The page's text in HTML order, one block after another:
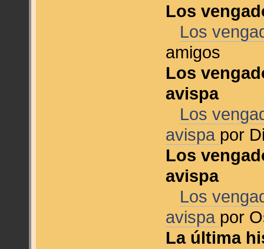
Los
Los
amigos
Los
avispa
Los
avispa por
Los
avispa
Los
avispa por
La última